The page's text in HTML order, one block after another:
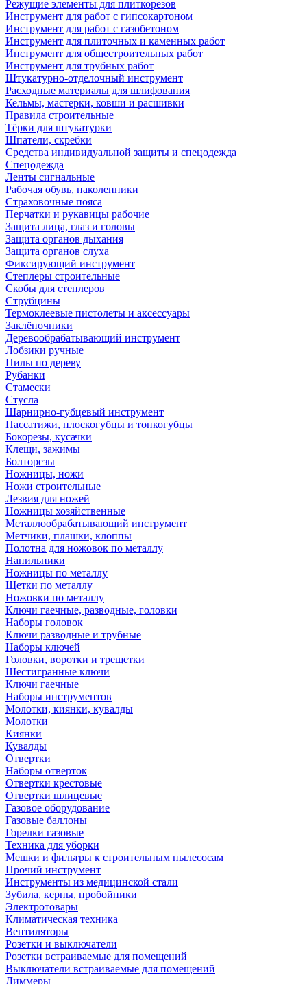
Режущие элементы для плиткорезов
Инструмент для работ с гипсокартоном
Инструмент для работ с газобетоном
Инструмент для плиточных и каменных работ
Инструмент для общестроительных работ
Инструмент для трубных работ
Штукатурно-отделочный инструмент
Расходные материалы для шлифования
Кельмы, мастерки, ковши и расшивки
Правила строительные
Тёрки для штукатурки
Шпатели, скребки
Средства индивидуальной защиты и спецодежда
Спецодежда
Ленты сигнальные
Рабочая обувь, наколенники
Страховочные пояса
Перчатки и рукавицы рабочие
Защита лица, глаз и головы
Защита органов дыхания
Защита органов слуха
Фиксирующий инструмент
Степлеры строительные
Скобы для степлеров
Струбцины
Термоклеевые пистолеты и аксессуары
Заклёпочники
Деревообрабатывающий инструмент
Лобзики ручные
Пилы по дереву
Рубанки
Стамески
Стусла
Шарнирно-губцевый инструмент
Пассатижи, плоскогубцы и тонкогубцы
Бокорезы, кусачки
Клещи, зажимы
Болторезы
Ножницы, ножи
Ножи строительные
Лезвия для ножей
Ножницы хозяйственные
Металлообрабатывающий инструмент
Метчики, плашки, клоппы
Полотна для ножовок по металлу
Напильники
Ножницы по металлу
Щетки по металлу
Ножовки по металлу
Ключи гаечные, разводные, головки
Наборы головок
Ключи разводные и трубные
Наборы ключей
Головки, воротки и трещетки
Шестигранные ключи
Ключи гаечные
Наборы инструментов
Молотки, киянки, кувалды
Молотки
Киянки
Кувалды
Отвертки
Наборы отверток
Отвертки крестовые
Отвертки шлицевые
Газовое оборудование
Газовые баллоны
Горелки газовые
Техника для уборки
Мешки и фильтры к строительным пылесосам
Прочий инструмент
Инструменты из медицинской стали
Зубила, керны, пробойники
Электротовары
Климатическая техника
Вентиляторы
Розетки и выключатели
Розетки встраиваемые для помещений
Выключатели встраиваемые для помещений
Диммеры